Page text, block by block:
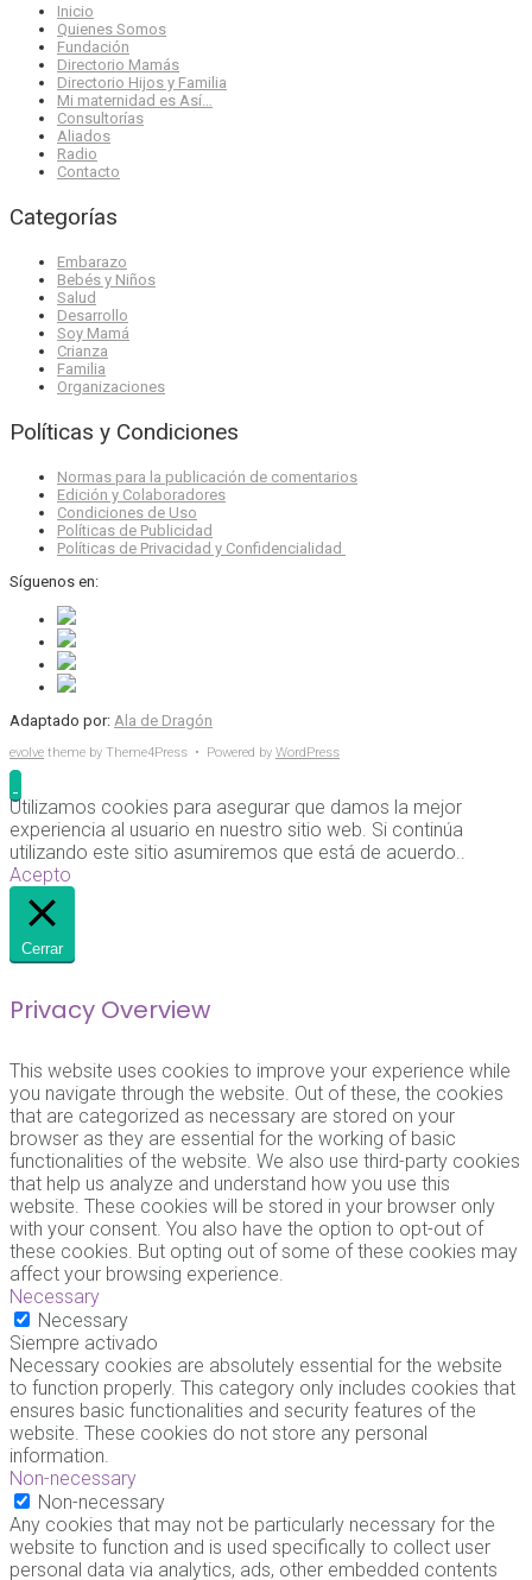
Inicio
Quienes Somos
Fundación
Directorio Mamás
Directorio Hijos y Familia
Mi maternidad es Así…
Consultorías
Aliados
Radio
Contacto
Categorías
Embarazo
Bebés y Niños
Salud
Desarrollo
Soy Mamá
Crianza
Familia
Organizaciones
Políticas y Condiciones
Normas para la publicación de comentarios
Edición y Colaboradores
Condiciones de Uso
Políticas de Publicidad
Políticas de Privacidad y Confidencialidad
Síguenos en:
Adaptado por: Ala de Dragón
evolve theme by Theme4Press • Powered by WordPress
Utilizamos cookies para asegurar que damos la mejor
experiencia al usuario en nuestro sitio web. Si continúa
utilizando este sitio asumiremos que está de acuerdo..
Acepto
Cerrar
Privacy Overview
This website uses cookies to improve your experience while
you navigate through the website. Out of these, the cookies
that are categorized as necessary are stored on your
browser as they are essential for the working of basic
functionalities of the website. We also use third-party cookies
that help us analyze and understand how you use this
website. These cookies will be stored in your browser only
with your consent. You also have the option to opt-out of
these cookies. But opting out of some of these cookies may
affect your browsing experience.
Necessary
Necessary
Siempre activado
Necessary cookies are absolutely essential for the website
to function properly. This category only includes cookies that
ensures basic functionalities and security features of the
website. These cookies do not store any personal
information.
Non-necessary
Non-necessary
Any cookies that may not be particularly necessary for the
website to function and is used specifically to collect user
personal data via analytics, ads, other embedded contents